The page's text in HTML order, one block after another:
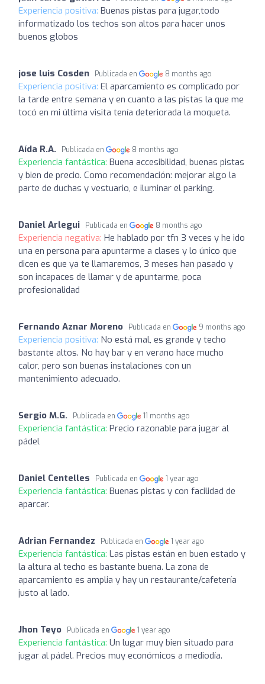
Experiencia positiva: Buenas pistas para jugar,todo
informatizado los techos son altos para hacer unos
buenos globos
jose luis Cosden Publicada en 8 months ago
Experiencia positiva: El aparcamiento es complicado por
la tarde entre semana y en cuanto a las pistas la que me
tocó en mi última visita tenía deteriorada la moqueta.
Aída R.A. Publicada en 8 months ago
Experiencia fantástica: Buena accesibilidad, buenas pistas
y bien de precio. Como recomendación: mejorar algo la
parte de duchas y vestuario, e iluminar el parking.
Daniel Arlegui Publicada en 8 months ago
Experiencia negativa: He hablado por tfn 3 veces y he ido
una en persona para apuntarme a clases y lo único que
dicen es que ya te llamaremos, 3 meses han pasado y
son incapaces de llamar y de apuntarme, poca
profesionalidad
Fernando Aznar Moreno Publicada en 9 months ago
Experiencia positiva: No está mal, es grande y techo
bastante altos. No hay bar y en verano hace mucho
calor, pero son buenas instalaciones con un
mantenimiento adecuado.
Sergio M.G. Publicada en 11 months ago
Experiencia fantástica: Precio razonable para jugar al
pádel
Daniel Centelles Publicada en 1 year ago
Experiencia fantástica: Buenas pistas y con facilidad de
aparcar.
Adrian Fernandez Publicada en 1 year ago
Experiencia fantástica: Las pistas están en buen estado y
la altura al techo es bastante buena. La zona de
aparcamiento es amplia y hay un restaurante/cafetería
justo al lado.
Jhon Teyo Publicada en 1 year ago
Experiencia fantástica: Un lugar muy bien situado para
jugar al pádel. Precios muy económicos a mediodía.